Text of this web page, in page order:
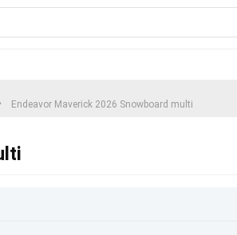
Endeavor Maverick 2026 Snowboard multi